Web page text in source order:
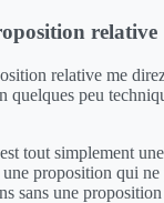
relative
relative me
quelques peu
tout simplement
proposition qui
sans une